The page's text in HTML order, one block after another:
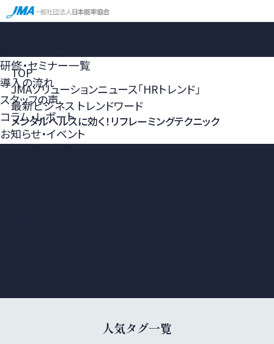
研修・セミナー一覧
導入の流れ
スタッフの声
コラム・レポート
お知らせ・イベント
TOP
JMAソリューションニュース「HRトレンド」
最新ビジネス トレンドワード
メンタルヘルスに効く！リフレーミングテクニック
人気タグ一覧